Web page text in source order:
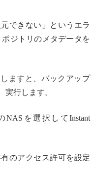
できない」というエラ
ジトリのメタデータを
しますと、バックアップ
実行します。
を選択してInstant
のアクセス許可を設定